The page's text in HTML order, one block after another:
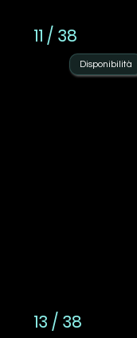
11 / 38
Disponibilità
13 / 38